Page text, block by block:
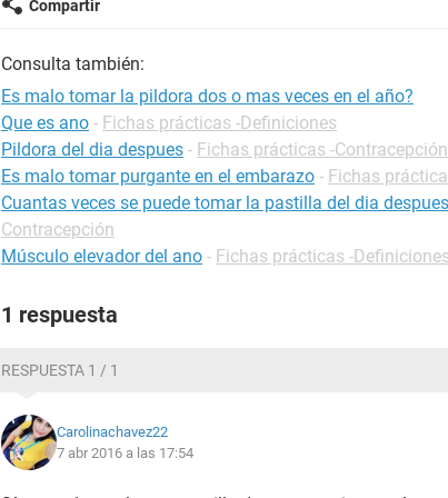
Compartir
Consulta también:
Es malo tomar la pildora dos o mas veces en el año?
Que es ano - Fichas prácticas -Definiciones
Pildora del dia despues - Fichas prácticas -Contracepción
Es malo tomar purgante en el embarazo - Fichas
Cuantas veces se puede tomar la pastilla del dia despues
Contracepción
Músculo elevador del ano - Fichas prácticas -Definiciones
1 respuesta
RESPUESTA 1 / 1
Carolinachavez22
7 abr 2016 a las 17:54